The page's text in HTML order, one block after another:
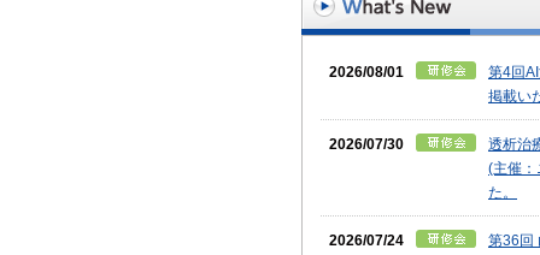
2026/08/01
第4回
掲載い
2026/07/30
透析治
(主催：
た。
2026/07/24
第36回